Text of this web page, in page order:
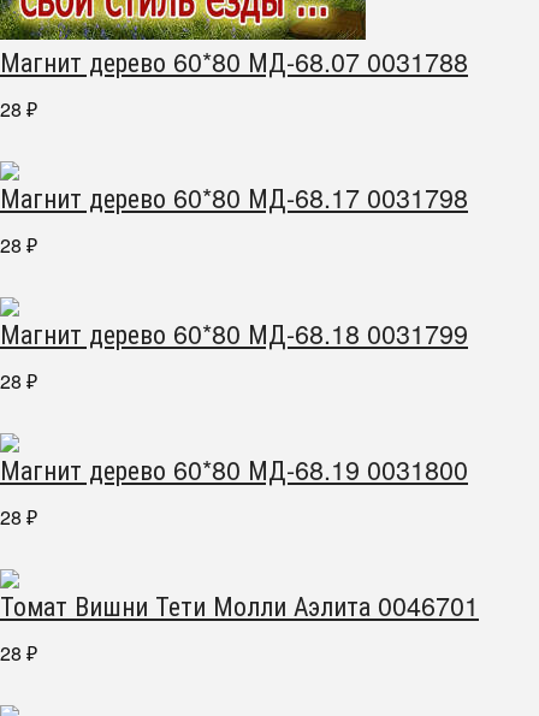
Магнит дерево 60*80 МД-68.07 0031788
28 ₽
Магнит дерево 60*80 МД-68.17 0031798
28 ₽
Магнит дерево 60*80 МД-68.18 0031799
28 ₽
Магнит дерево 60*80 МД-68.19 0031800
28 ₽
Томат Вишни Тети Молли Аэлита 0046701
28 ₽